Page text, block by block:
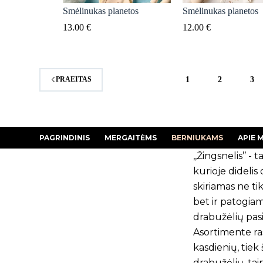
Smėlinukas planetos
13.00€
Smėlinukas planetos
12.00 €
PRAEITAS 1 2 3
PAGRINDINIS MERGAITĖMS BERNIUKAMS APIE
,,Žingsnelis’’ -
kurioje didelis
skiriamas ne
bet ir
drabužėlių
Asortimente
kasdienių,